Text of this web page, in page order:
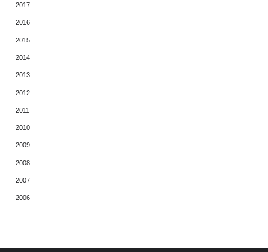
2017
2016
2015
2014
2013
2012
2011
2010
2009
2008
2007
2006